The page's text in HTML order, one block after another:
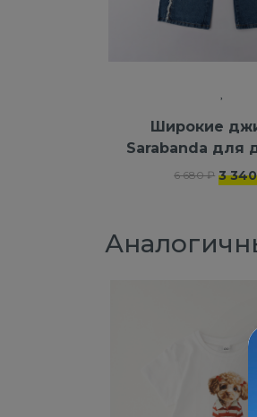
Широкие
Sarabanda для
6 680 ₽ 3